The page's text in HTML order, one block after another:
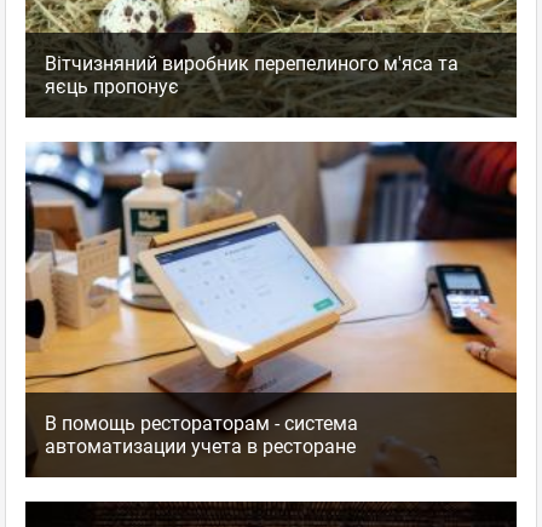
Вітчизняний виробник перепелиного м'яса та
яєць пропонує
В помощь рестораторам - система
автоматизации учета в ресторане